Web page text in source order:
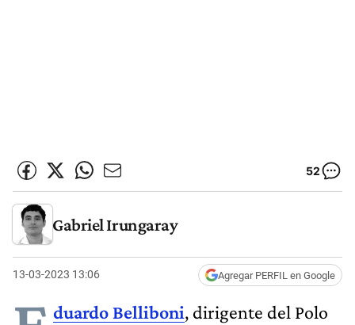
52
Gabriel Irungaray
13-03-2023 13:06 Agregar PERFIL en Google
duardo Belliboni, dirigente del Polo